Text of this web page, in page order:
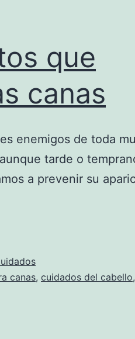
que
canas
enemigos de toda
tarde o
a prevenir su
canas, cuidados del cabello,